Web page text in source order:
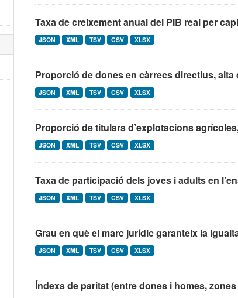
Taxa de creixement anual del PIB real per
JSON XML TSV CSV XLSX
Proporció de dones en càrrecs directius,
JSON XML TSV CSV XLSX
Proporció de titulars d’explotacions
JSON XML TSV CSV XLSX
Taxa de participació dels joves i adults en
JSON XML TSV CSV XLSX
Grau en què el marc jurídic garanteix la
JSON XML TSV CSV XLSX
Índexs de paritat (entre dones i homes,